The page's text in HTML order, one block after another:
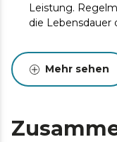
Leistung.
die Lebensdauer
Mehr sehen